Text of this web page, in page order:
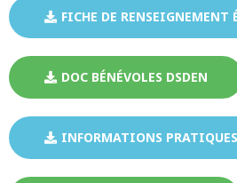
FICHE DE RENSEIGNEMENT
DOC BÉNÉVOLES DSDEN
INFORMATIONS PRATIQUES